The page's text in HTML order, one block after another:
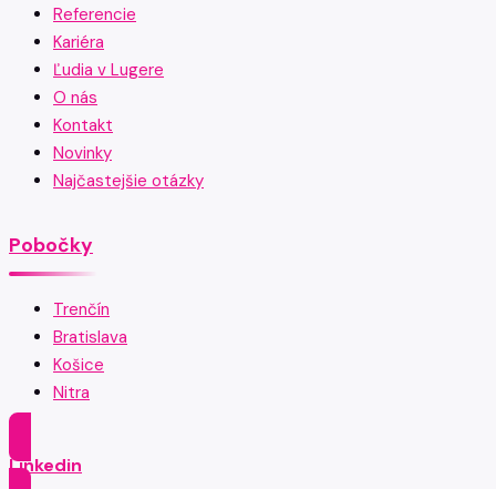
Referencie
Kariéra
Ľudia v Lugere
O nás
Kontakt
Novinky
Najčastejšie otázky
Pobočky
Trenčín
Bratislava
Košice
Nitra
Linkedin